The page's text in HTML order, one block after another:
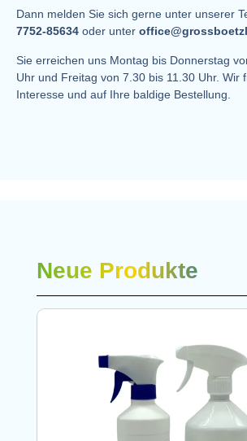
Dann melden Sie sich gerne unter unserer
7752-85634 oder unter
Sie erreichen uns Montag bis Donnerstag
Uhr und Freitag von 7.30 bis 11.30 Uhr. Wir
Interesse und auf Ihre baldige Bestellung.
Neue Produkte